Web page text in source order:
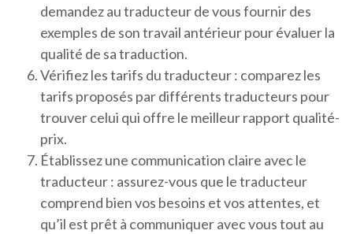
demandez au traducteur de vous fournir des
exemples de son travail antérieur pour évaluer la
qualité de sa traduction.
Vérifiez les tarifs du traducteur : comparez les
tarifs proposés par différents traducteurs pour
trouver celui qui offre le meilleur rapport qualité-
prix.
Établissez une communication claire avec le
traducteur : assurez-vous que le traducteur
comprend bien vos besoins et vos attentes, et
qu’il est prêt à communiquer avec vous tout au